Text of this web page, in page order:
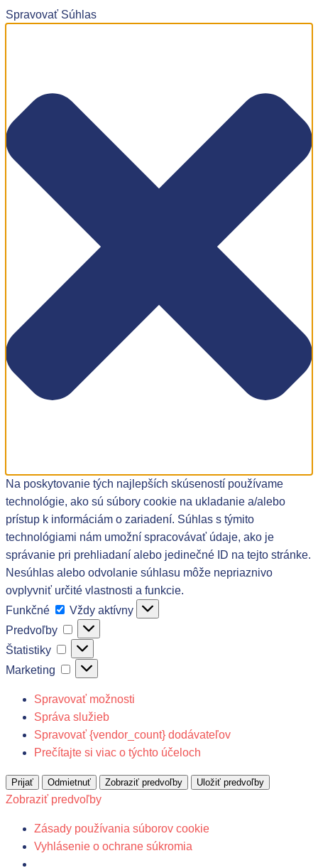
Spravovať Súhlas
Na poskytovanie tých najlepších skúseností používame
technológie, ako sú súbory cookie na ukladanie a/alebo
prístup k informáciám o zariadení. Súhlas s týmito
technológiami nám umožní spracovávať údaje, ako je
správanie pri prehliadaní alebo jedinečné ID na tejto stránke.
Nesúhlas alebo odvolanie súhlasu môže nepriaznivo
ovplyvniť určité vlastnosti a funkcie.
Funkčné
Funkčné
Vždy aktívny
Predvoľby
Predvoľby
Štatistiky
Štatistiky
Marketing
Marketing
Spravovať možnosti
Správa služieb
Spravovať {vendor_count} dodávateľov
Prečítajte si viac o týchto účeloch
Prijať Odmietnuť Zobraziť predvoľby Uložiť predvoľby
Zobraziť predvoľby
Zásady používania súborov cookie
Vyhlásenie o ochrane súkromia